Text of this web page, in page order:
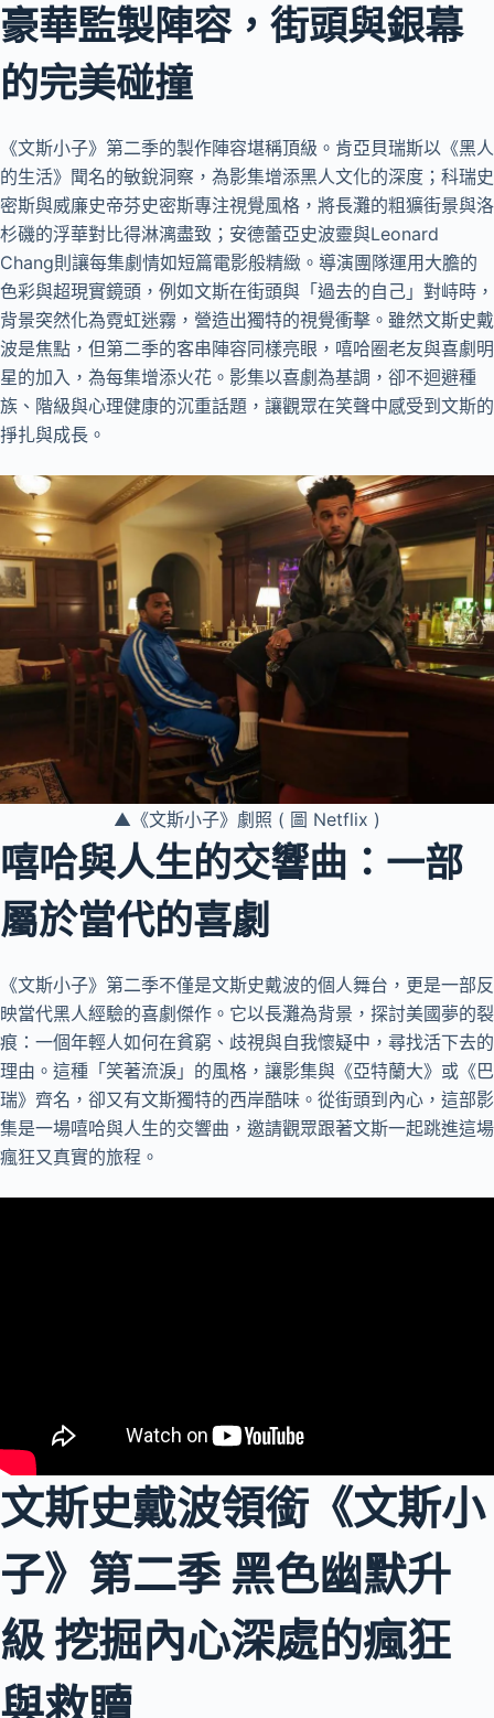
豪華監製陣容，街頭與銀幕
的完美碰撞
《文斯小子》第二季的製作陣容堪稱頂級。肯亞貝瑞斯以《黑人
的生活》聞名的敏銳洞察，為影集增添黑人文化的深度；科瑞史
密斯與威廉史帝芬史密斯專注視覺風格，將長灘的粗獷街景與洛
杉磯的浮華對比得淋漓盡致；安德蕾亞史波靈與Leonard
Chang則讓每集劇情如短篇電影般精緻。導演團隊運用大膽的
色彩與超現實鏡頭，例如文斯在街頭與「過去的自己」對峙時，
背景突然化為霓虹迷霧，營造出獨特的視覺衝擊。雖然文斯史戴
波是焦點，但第二季的客串陣容同樣亮眼，嘻哈圈老友與喜劇明
星的加入，為每集增添火花。影集以喜劇為基調，卻不迴避種
族、階級與心理健康的沉重話題，讓觀眾在笑聲中感受到文斯的
掙扎與成長。
▲《文斯小子》劇照 ( 圖 Netflix )
嘻哈與人生的交響曲：一部
屬於當代的喜劇
《文斯小子》第二季不僅是文斯史戴波的個人舞台，更是一部反
映當代黑人經驗的喜劇傑作。它以長灘為背景，探討美國夢的裂
痕：一個年輕人如何在貧窮、歧視與自我懷疑中，尋找活下去的
理由。這種「笑著流淚」的風格，讓影集與《亞特蘭大》或《巴
瑞》齊名，卻又有文斯獨特的西岸酷味。從街頭到內心，這部影
集是一場嘻哈與人生的交響曲，邀請觀眾跟著文斯一起跳進這場
瘋狂又真實的旅程。
文斯史戴波領銜《文斯小
子》第二季 黑色幽默升
級 挖掘內心深處的瘋狂
與救贖